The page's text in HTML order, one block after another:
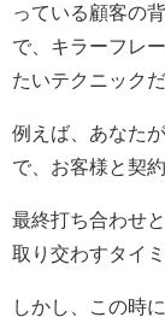
っている顧客の
で、キラーフレ
たいテクニック
例えば、あなた
で、お客様と契
最終打ち合わせ
取り交わすタイ
しかし、この時